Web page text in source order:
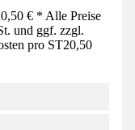
€ * Alle Preise
und ggf. zzgl.
pro ST20,50